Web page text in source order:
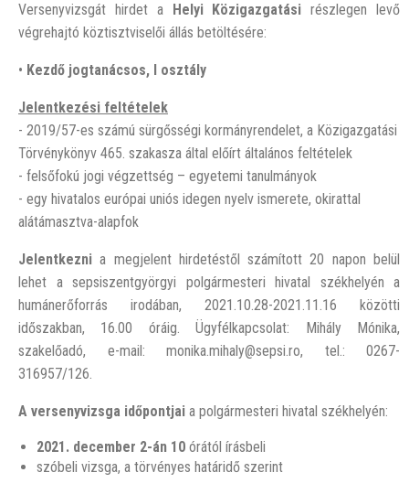
Versenyvizsgát hirdet a Helyi Közigazgatási részlegen levő
végrehajtó köztisztviselői állás betöltésére:
• Kezdő jogtanácsos, I osztály
Jelentkezési feltételek
- 2019/57-es számú sürgősségi kormányrendelet, a Közigazgatási
Törvénykönyv 465. szakasza által előírt általános feltételek
- felsőfokú jogi végzettség – egyetemi tanulmányok
- egy hivatalos európai uniós idegen nyelv ismerete, okirattal
alátámasztva-alapfok
Jelentkezni a megjelent hirdetéstől számított 20 napon belül
lehet a sepsiszentgyörgyi polgármesteri hivatal székhelyén a
humánerőforrás irodában, 2021.10.28-2021.11.16 közötti
időszakban, 16.00 óráig. Ügyfélkapcsolat: Mihály Mónika,
szakelőadó, e-mail: monika.mihaly@sepsi.ro, tel.: 0267-
316957/126.
A versenyvizsga időpontjai a polgármesteri hivatal székhelyén:
2021. december 2-án 10 órától írásbeli
szóbeli vizsga, a törvényes határidő szerint